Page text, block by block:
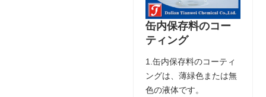
缶内保存料のコー
ティング
1.缶内保存料のコーティ
ングは、薄緑色または無
色の液体です。